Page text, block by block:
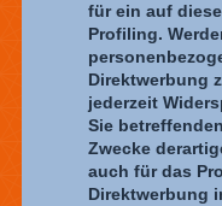
für ein auf
Profiling.
Direktwerbung
jederzeit
Sie
Zwecke
auch für das
Direktwerbung